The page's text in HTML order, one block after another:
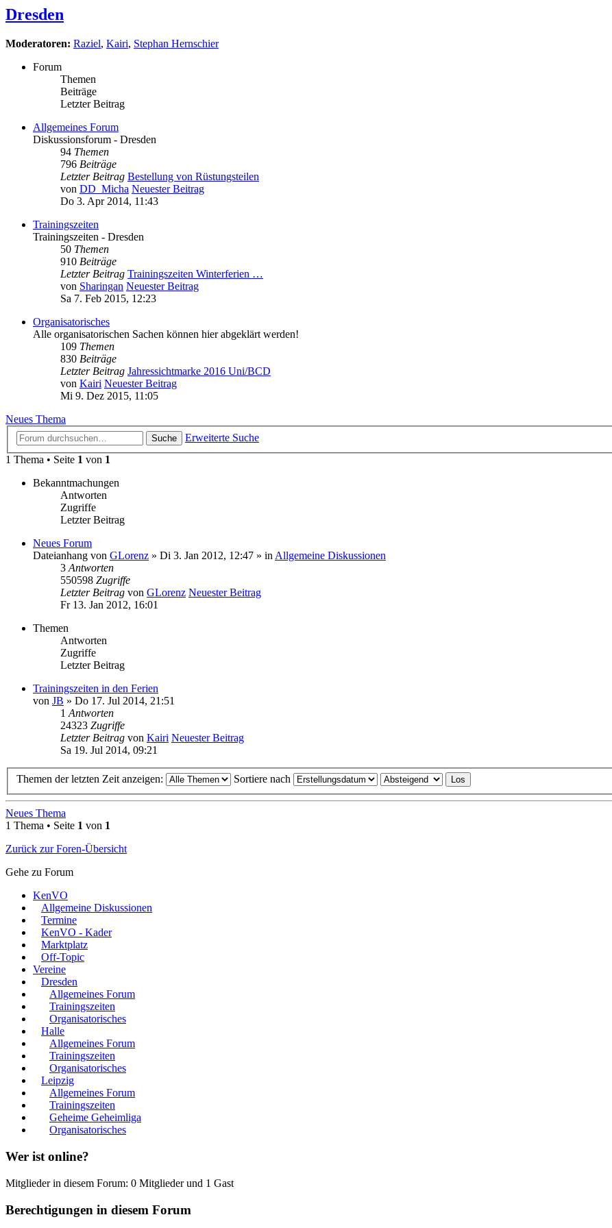
Dresden
Moderatoren: Raziel, Kairi, Stephan Hernschier
Forum
Themen
Beiträge
Letzter Beitrag
Allgemeines Forum
Diskussionsforum - Dresden
94 Themen
796 Beiträge
Letzter Beitrag Bestellung von Rüstungsteilen
von DD_Micha Neuester Beitrag
Do 3. Apr 2014, 11:43
Trainingszeiten
Trainingszeiten - Dresden
50 Themen
910 Beiträge
Letzter Beitrag Trainingszeiten Winterferien …
von Sharingan Neuester Beitrag
Sa 7. Feb 2015, 12:23
Organisatorisches
Alle organisatorischen Sachen können hier abgeklärt werden!
109 Themen
830 Beiträge
Letzter Beitrag Jahressichtmarke 2016 Uni/BCD
von Kairi Neuester Beitrag
Mi 9. Dez 2015, 11:05
Neues Thema
Suche
Erweiterte Suche
1 Thema • Seite 1 von 1
Bekanntmachungen
Antworten
Zugriffe
Letzter Beitrag
Neues Forum
Dateianhang von GLorenz » Di 3. Jan 2012, 12:47 » in Allgemeine Diskussionen
3 Antworten
550598 Zugriffe
Letzter Beitrag von GLorenz Neuester Beitrag
Fr 13. Jan 2012, 16:01
Themen
Antworten
Zugriffe
Letzter Beitrag
Trainingszeiten in den Ferien
von JB » Do 17. Jul 2014, 21:51
1 Antworten
24323 Zugriffe
Letzter Beitrag von Kairi Neuester Beitrag
Sa 19. Jul 2014, 09:21
Themen der letzten Zeit anzeigen: Sortiere nach
Neues Thema
1 Thema • Seite 1 von 1
Zurück zur Foren-Übersicht
Gehe zu Forum
KenVO
Allgemeine Diskussionen
Termine
KenVO - Kader
Marktplatz
Off-Topic
Vereine
Dresden
Allgemeines Forum
Trainingszeiten
Organisatorisches
Halle
Allgemeines Forum
Trainingszeiten
Organisatorisches
Leipzig
Allgemeines Forum
Trainingszeiten
Geheime Geheimliga
Organisatorisches
Wer ist online?
Mitglieder in diesem Forum: 0 Mitglieder und 1 Gast
Berechtigungen in diesem Forum